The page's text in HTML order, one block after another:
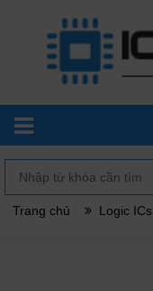
Trang chủ Logic ICs